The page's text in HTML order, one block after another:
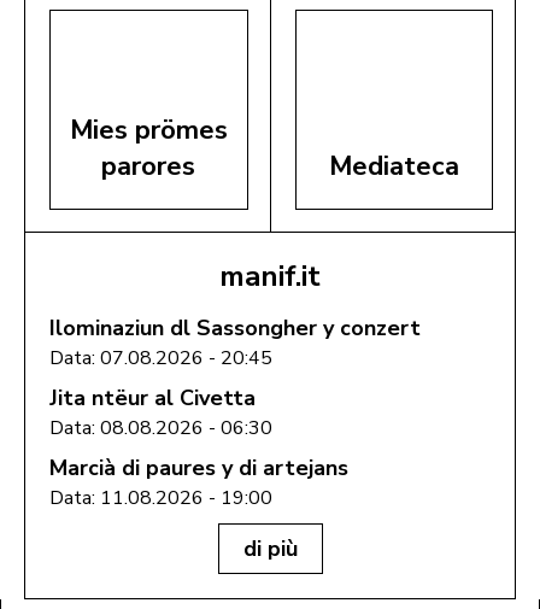
Mies prömes
parores
Mediateca
manif.it
Ilominaziun dl Sassongher y conzert
Data: 07.08.2026 - 20:45
Jita ntëur al Civetta
Data: 08.08.2026 - 06:30
Marcià di paures y di artejans
Data: 11.08.2026 - 19:00
di più